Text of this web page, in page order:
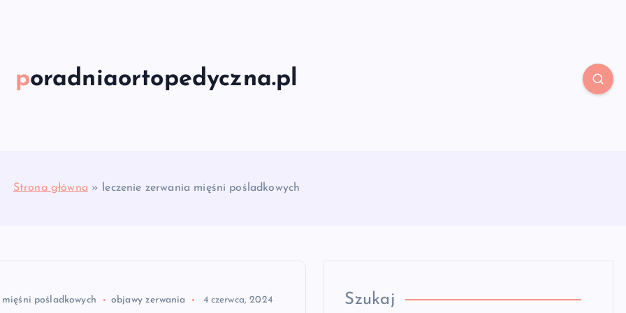
poradniaortopedyczna.pl
Strona główna » leczenie zerwania mięśni pośladkowych
pośladkowych objawy zerwania 4 czerwca, 2024 Szukaj